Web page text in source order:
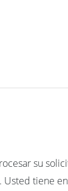
su
. Usted tiene